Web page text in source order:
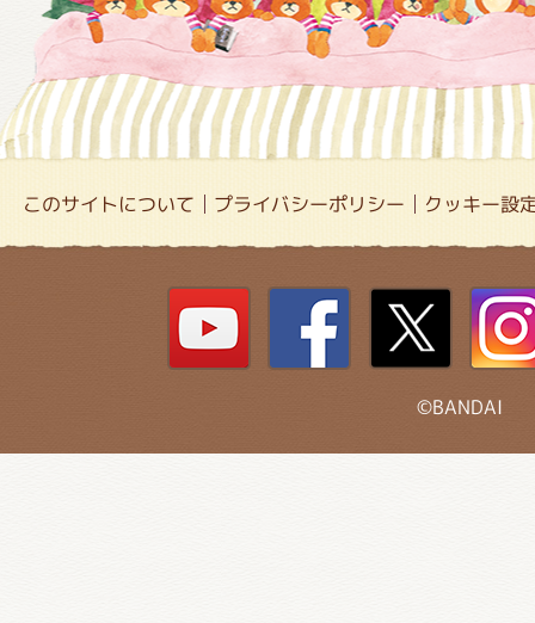
このサイトについて プライバシーポリシー クッキー設
©BANDAI